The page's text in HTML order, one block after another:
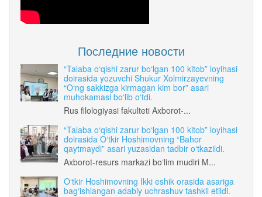
Последние новости
“Talaba o‘qishi zarur bo‘lgan 100 kitob” loyihasi
doirasida yozuvchi Shukur Xolmirzayevning
“O‘ng sakkizga kirmagan kim bor” asari
muhokamasi bo‘lib o‘tdi.
Rus filologiyasi fakulteti Axborot-...
“Talaba o‘qishi zarur bo‘lgan 100 kitob” loyihasi
doirasida O‘tkir Hoshimovning “Bahor
qaytmaydi” asari yuzasidan tadbir o‘tkazildi.
Axborot-resurs markazi bo‘lim mudiri M...
O‘tkir Hoshimovning Ikki eshik orasida asariga
bag‘ishlangan adabiy uchrashuv tashkil etildi.